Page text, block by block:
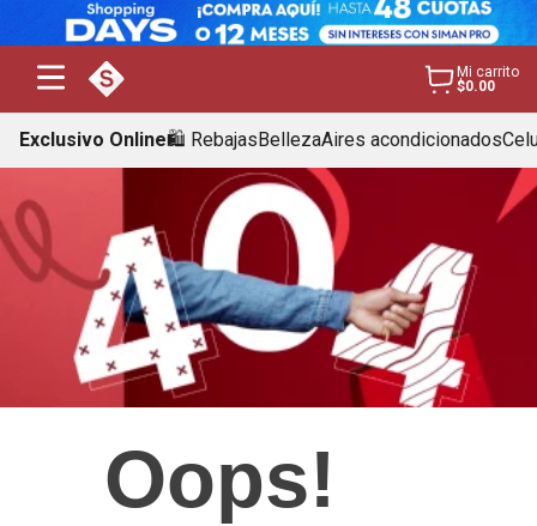
Mi carrito
$0.00
Exclusivo Online🛍️ RebajasBellezaAires acondicionados
Oops!